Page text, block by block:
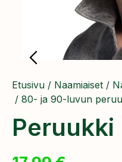
Etusivu / Naamiaiset /
/ 80- ja 90-luvun
Peruukki